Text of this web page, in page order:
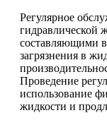
Регулярное
гидравлической
составляющими
загрязнения в
Проведение
использование
жидкости и